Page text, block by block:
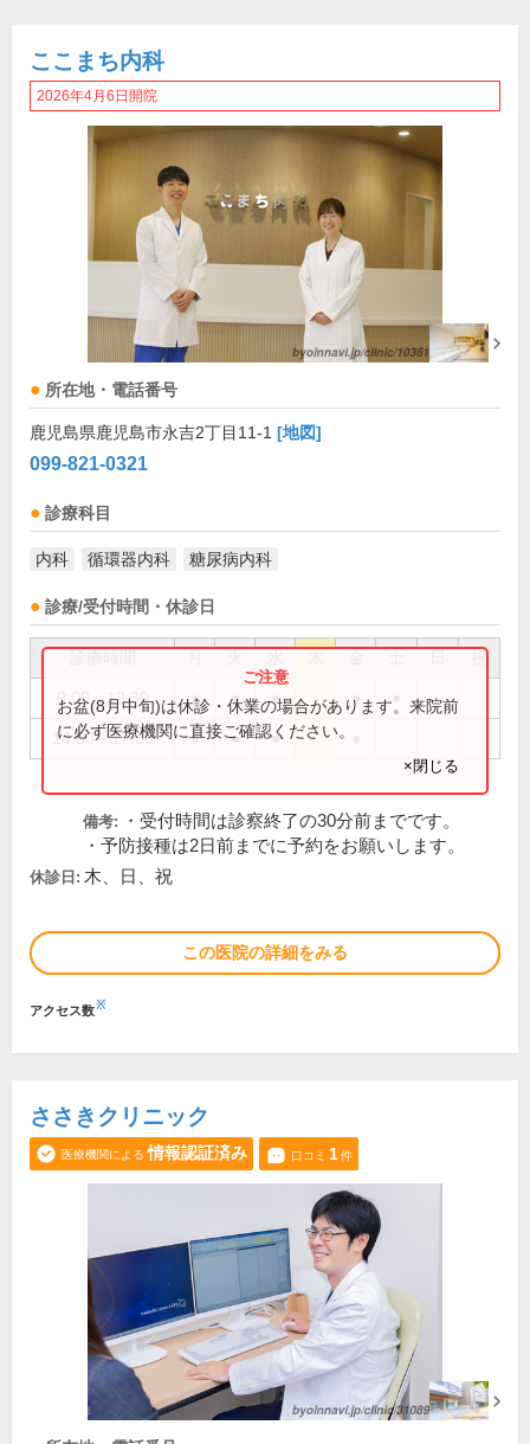
ここまち内科
2026年4月6日開院
所在地・電話番号
鹿児島県鹿児島市永吉2丁目11-1 [地図]
099-821-0321
診療科目
内科 循環器内科 糖尿病内科
診療/受付時間・休診日
祝
9:00～12:30 ● ● ● ●
14:00～17:30 ● ● ●
お盆(8月中旬)は休診・休業の場合があります。来院前
に必ず医療機関に直接ご確認ください。
×閉じる
備考:
・受付時間は診察終了の30分前までです。
・予防接種は2日前までに予約をお願いします。
休診日: 木、日、祝
この医院の詳細をみる
アクセス数※
ささきクリニック
医療機関による 情報認証済み 口コミ 1件